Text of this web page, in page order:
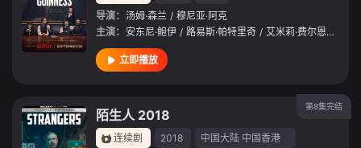
导演： 汤姆·森兰 / 穆尼亚·阿克
主演： 安东尼·鲍伊 / 路易斯·帕特里奇 / 艾米莉·费尔恩 /
立即播放
第8集完结
陌生人 2018
连续剧 2018 中国大陆 中国香港